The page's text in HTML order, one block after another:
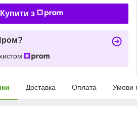
Купити з
Доставка Оплата Умови